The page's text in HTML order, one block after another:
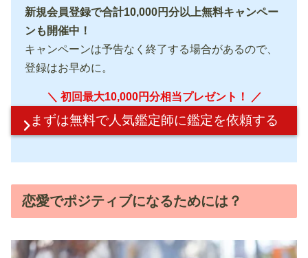
新規会員登録で合計10,000円分以上無料キャンペー
ンも開催中！
キャンペーンは予告なく終了する場合があるので、
登録はお早めに。
＼ 初回最大10,000円分相当プレゼント！ ／
まずは無料で人気鑑定師に鑑定を依頼する
恋愛でポジティブになるためには？